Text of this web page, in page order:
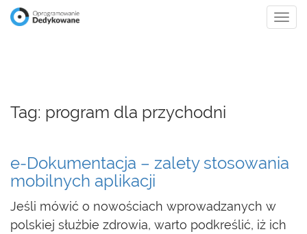
Tag: program dla przychodni
e-Dokumentacja – zalety stosowania
mobilnych aplikacji
Jeśli mówić o nowościach wprowadzanych w
polskiej służbie zdrowia, warto podkreślić, iż ich